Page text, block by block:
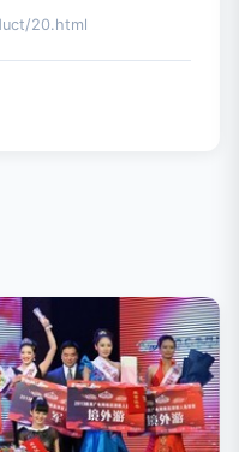
20.html